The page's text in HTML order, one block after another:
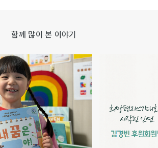
함께 많이 본 이야기